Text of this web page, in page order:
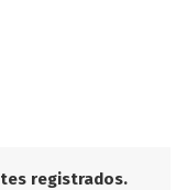
registrados.